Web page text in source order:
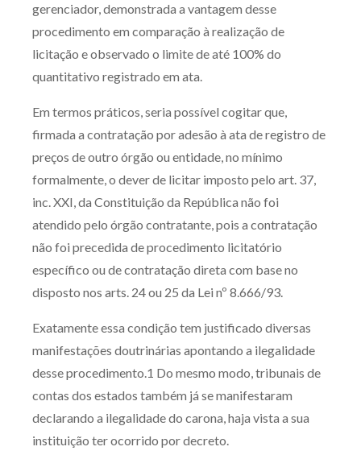
gerenciador, demonstrada a vantagem desse
procedimento em comparação à realização de
licitação e observado o limite de até 100% do
quantitativo registrado em ata.
Em termos práticos, seria possível cogitar que,
firmada a contratação por adesão à ata de registro de
preços de outro órgão ou entidade, no mínimo
formalmente, o dever de licitar imposto pelo art. 37,
inc. XXI, da Constituição da República não foi
atendido pelo órgão contratante, pois a contratação
não foi precedida de procedimento licitatório
específico ou de contratação direta com base no
disposto nos arts. 24 ou 25 da Lei nº 8.666/93.
Exatamente essa condição tem justificado diversas
manifestações doutrinárias apontando a ilegalidade
desse procedimento.1 Do mesmo modo, tribunais de
contas dos estados também já se manifestaram
declarando a ilegalidade do carona, haja vista a sua
instituição ter ocorrido por decreto.